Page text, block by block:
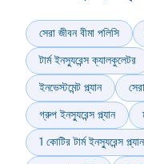
সেরা জীবন বীমা পলিসি
টার্ম ইনস্যুরেন্স ক্যালকুলেটর
ইনভেস্টমেন্ট প্ল্যান
গ্রুপ ইনস্যুরেন্স প্ল্যান
1 কোটির টার্ম ইনস্যুরেন্স প্ল্যান